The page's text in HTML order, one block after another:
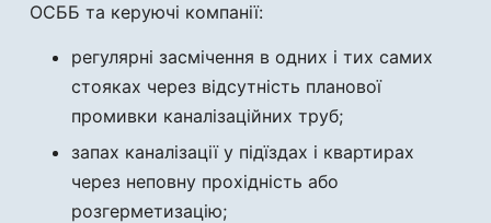
ОСББ та керуючі компанії:
регулярні засмічення в одних і тих самих
стояках через відсутність планової
промивки каналізаційних труб;
запах каналізації у підїздах і квартирах
через неповну прохідність або
розгерметизацію;